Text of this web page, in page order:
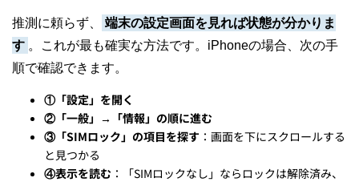
推測に頼らず、
端末の設定画面を見れば状態が分かりま
す 。これが最も確実な方法です。iPhoneの場合、次の手
順で確認できます。
①「設定」を開く
②「一般」→「情報」の順に進む
③「SIMロック」の項目を探す ：画面を下にスクロールする
と見つかる
④表示を読む ：「SIMロックなし」ならロックは解除済み、